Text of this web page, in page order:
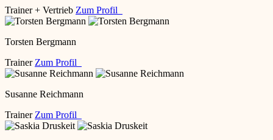
Trainer + Vertrieb Zum Profil
Torsten Bergmann
Trainer Zum Profil
Susanne Reichmann
Trainer Zum Profil